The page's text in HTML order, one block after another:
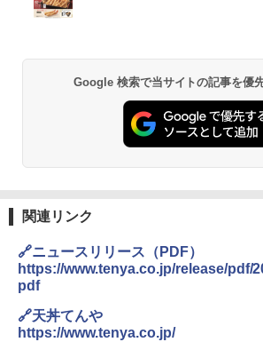
Google 検索で当サイトの記事を優
関連リンク
🔗ニュースリリース（PDF）
https://www.tenya.co.jp/release/pdf/
pdf
🔗天丼てんや
https://www.tenya.co.jp/